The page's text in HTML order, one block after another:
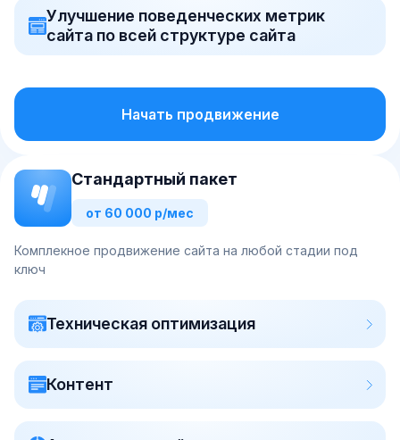
Улучшение поведенческих метрик
сайта по всей структуре сайта
Начать продвижение
Стандартный пакет
от 60 000 р/мес
Комплекное продвижение сайта на любой стадии под
ключ
Техническая оптимизация
Контент